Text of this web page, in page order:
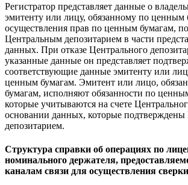
Регистратор представляет данные о
эмитенту или лицу, обязанному по ценным
осуществления прав по ценным бумагам,
Центральным депозитарием в части
данных. При отказе Центрального
указанные данные он представляет
соответствующие данные эмитенту или
ценным бумагам. Эмитент или лицо,
бумагам, исполняют обязанности по
которые учитываются на счете
основании данных, которые
депозитарием.
Структура справки об операциях по
номинального держателя,
каналам связи для осуществления сверки